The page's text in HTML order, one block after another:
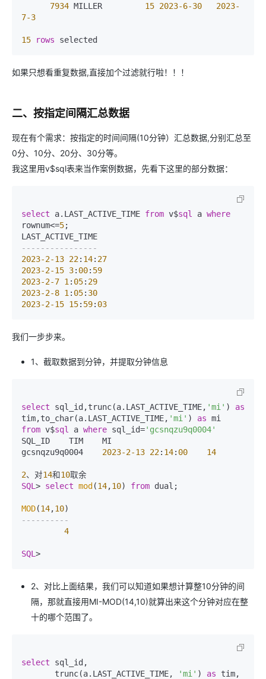
7934 MILLER 15 2023-6-30 2023-
7-3
15 rows selected
如果只想看重复数据,直接加个过滤就行啦！！！
二、按指定间隔汇总数据
现在有个需求：按指定的时间间隔(10分钟）汇总数据,分别汇总至
0分、10分、20分、30分等。
我这里用v$sql表来当作案例数据，先看下这里的部分数据：
select a.LAST_ACTIVE_TIME from v$sql a where
rownum<=5;
----------------
2023-2-13 22: 14: 27
2023-2-15 3: 00: 59
2023-2-7 1 : 05: 29
2023-2-8 1 : 05: 30
2023-2-15 15: 59: 03
我们一步步来。
1、截取数据到分钟，并提取分钟信息
select sql_id,trunc(a.LAST_ACTIVE_TIME, 'mi' ) as
tim,to_char(a.LAST_ACTIVE_TIME, 'mi' ) as
from v$sql a where sql_id='gcsnqzu9q0004'
SQL_ID    TIM    MI
gcsnqzu9q0004 2023-2-13 22: 14: 00 14
2、对14和10
SQL > select mod (14,10) from dual;
MOD(14,10
----------
4
SQL >
2、对比上面结果，我们可以知道如果想计算整10分钟的间
隔，那就直接用MI-MOD(14,10)就算出来这个分钟对应在整
十的哪个范围了。
select sql_id,
       trunc(a.LAST_ACTIVE_TIME,
'mi' ) as tim,